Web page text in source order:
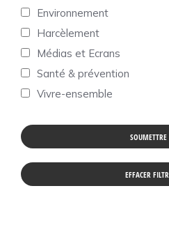
Environnement
Harcèlement
Médias et Ecrans
Santé & prévention
Vivre-ensemble